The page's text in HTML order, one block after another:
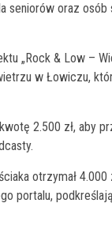
seniorów oraz
„Rock & Low –
w Łowiczu,
2.500 zł, aby
otrzymał
portalu,